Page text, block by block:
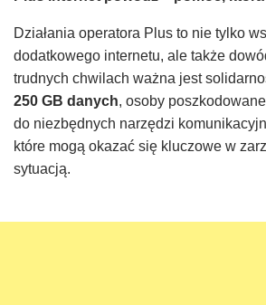
Działania operatora Plus to nie tylko
dodatkowego internetu, ale także
trudnych chwilach ważna jest
250 GB danych, osoby
do niezbędnych narzędzi
które mogą okazać się kluczowe w
sytuacją.